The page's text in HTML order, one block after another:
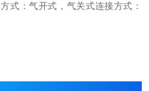
式：气开式，气关式连接方式：